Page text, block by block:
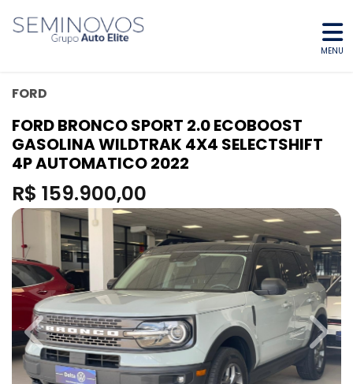
MENU
FORD
FORD BRONCO SPORT 2.0 ECOBOOST
GASOLINA WILDTRAK 4X4 SELECTSHIFT
4P AUTOMATICO 2022
R$ 159.900,00
Previous Next